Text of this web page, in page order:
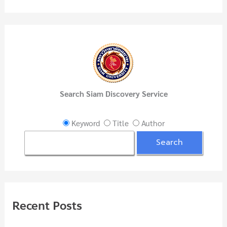
Search Siam Discovery Service
Keyword Title Author
Recent Posts